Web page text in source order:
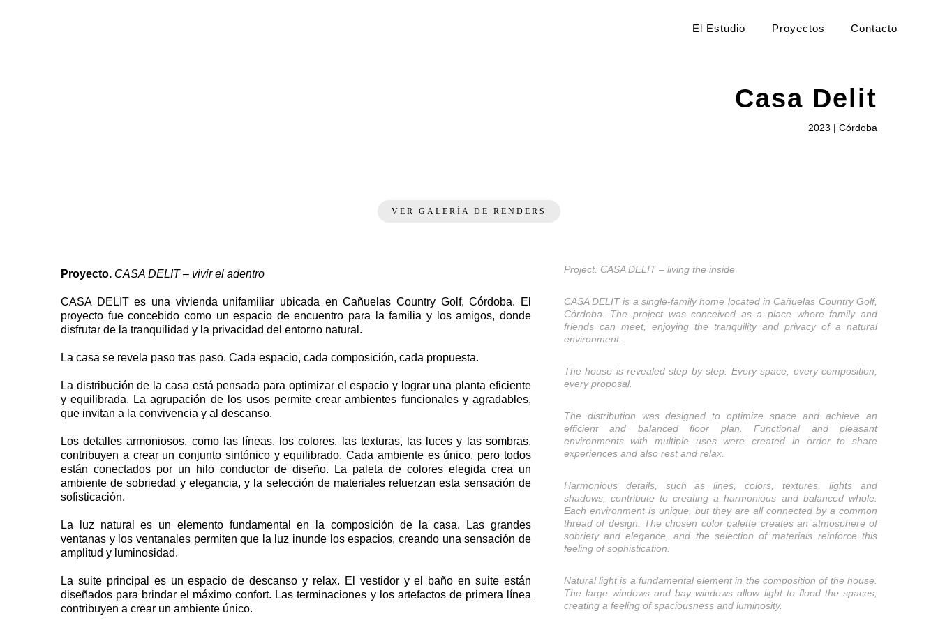
El Estudio Proyectos Contacto
Casa Delit
2023 | Córdoba
VER GALERÍA DE RENDERS
Proyecto. CASA DELIT – vivir el adentro
CASA DELIT es una vivienda unifamiliar ubicada en Cañuelas Country Golf, Córdoba. El
proyecto fue concebido como un espacio de encuentro para la familia y los amigos, donde
disfrutar de la tranquilidad y la privacidad del entorno natural.
La casa se revela paso tras paso. Cada espacio, cada composición, cada propuesta.
La distribución de la casa está pensada para optimizar el espacio y lograr una planta eficiente
y equilibrada. La agrupación de los usos permite crear ambientes funcionales y agradables,
que invitan a la convivencia y al descanso.
Los detalles armoniosos, como las líneas, los colores, las texturas, las luces y las sombras,
contribuyen a crear un conjunto sintónico y equilibrado. Cada ambiente es único, pero todos
están conectados por un hilo conductor de diseño. La paleta de colores elegida crea un
ambiente de sobriedad y elegancia, y la selección de materiales refuerzan esta sensación de
sofisticación.
La luz natural es un elemento fundamental en la composición de la casa. Las grandes
ventanas y los ventanales permiten que la luz inunde los espacios, creando una sensación de
amplitud y luminosidad.
La suite principal es un espacio de descanso y relax. El vestidor y el baño en suite están
diseñados para brindar el máximo confort. Las terminaciones y los artefactos de primera línea
contribuyen a crear un ambiente único.
Project. CASA DELIT – living the inside
CASA DELIT is a single-family home located in Cañuelas Country Golf,
Córdoba. The project was conceived as a place where family and
friends can meet, enjoying the tranquility and privacy of a natural
environment.
The house is revealed step by step. Every space, every composition,
every proposal.
The distribution was designed to optimize space and achieve an
efficient and balanced floor plan. Functional and pleasant
environments with multiple uses were created in order to share
experiences and also rest and relax.
Harmonious details, such as lines, colors, textures, lights and
shadows, contribute to creating a harmonious and balanced whole.
Each environment is unique, but they are all connected by a common
thread of design. The chosen color palette creates an atmosphere of
sobriety and elegance, and the selection of materials reinforce this
feeling of sophistication.
Natural light is a fundamental element in the composition of the house.
The large windows and bay windows allow light to flood the spaces,
creating a feeling of spaciousness and luminosity.